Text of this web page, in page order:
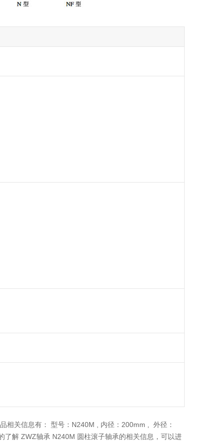
相关信息有： 型号：N240M , 内径：200mm , 外径：
解 ZWZ轴承 N240M 圆柱滚子轴承的相关信息，可以进